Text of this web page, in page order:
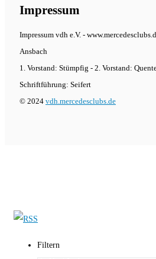
Impressum
Impressum vdh e.V. -
Ansbach
1. Vorstand: Stümpfig - 2. Vorstand:
Schriftführung: Seifert
© 2024 vdh.mercedesclubs.de
Filtern